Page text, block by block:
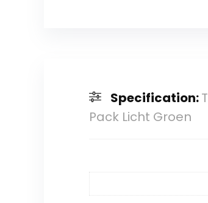
Specification:
Pack Licht Groen